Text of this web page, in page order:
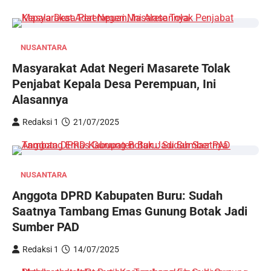
NUSANTARA
Masyarakat Adat Negeri Masarete Tolak
Penjabat Kepala Desa Perempuan, Ini
Alasannya
Redaksi 1 21/07/2025
NUSANTARA
Anggota DPRD Kabupaten Buru: Sudah
Saatnya Tambang Emas Gunung Botak Jadi
Sumber PAD
Redaksi 1 14/07/2025